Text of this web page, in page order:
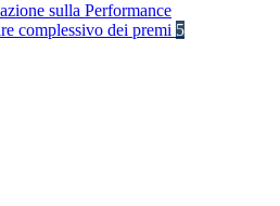
sulla Performance
complessivo dei premi 5